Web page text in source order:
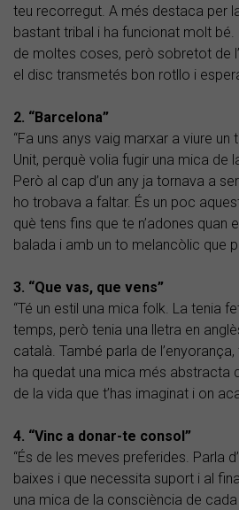
teu recorregut. A més destaca per
bastant tribal i ha funcionat molt bé.
de moltes coses, però sobretot de
el disc transmetés bon rotllo i
2. “Barcelona”
“Fa uns anys vaig marxar a viure un
Unit, perquè volia fugir una mica de
Però al cap d’un any ja tornava a
ho trobava a faltar. És un poc
què tens fins que te n’adones quan
balada i amb un to melancòlic que
3. “Que vas, que vens”
“Té un estil una mica folk. La tenia
temps, però tenia una lletra en
català. També parla de
ha quedat una mica més abstracta
de la vida que t’has imaginat i on
4. “Vinc a donar-te consol”
“És de les meves preferides. Parla
baixes i que necessita suport i al
una mica de la consciència de